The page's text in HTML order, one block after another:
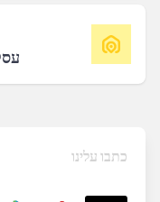
כתבו עלינו